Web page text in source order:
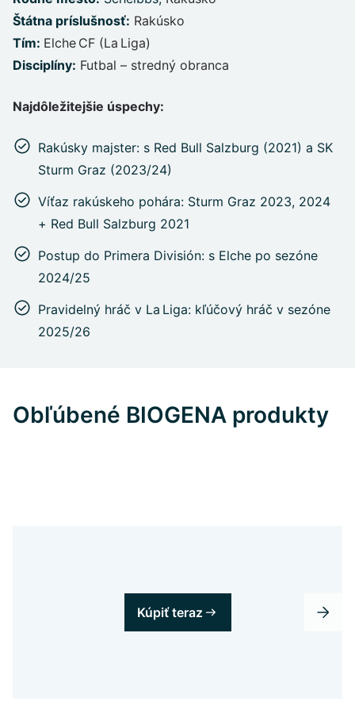
Štátna príslušnosť: Rakúsko
Tím: Elche CF (La Liga)
Disciplíny: Futbal – stredný obranca
Najdôležitejšie úspechy:
Rakúsky majster: s Red Bull Salzburg (2021) a SK
Sturm Graz (2023/24)
Víťaz rakúskeho pohára: Sturm Graz 2023, 2024
+ Red Bull Salzburg 2021
Postup do Primera División: s Elche po sezóne
2024/25
Pravidelný hráč v La Liga: kľúčový hráč v sezóne
2025/26
Obľúbené BIOGENA produkty
Kúpiť teraz